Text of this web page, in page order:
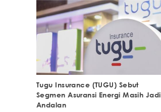
Tugu Insurance (TUGU) Sebut
Segmen Asuransi Energi Masih Jadi
Andalan